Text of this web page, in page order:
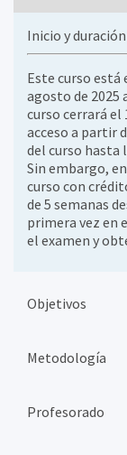
Inicio y duración
Este curso está
agosto de 2025
curso cerrará el
acceso a partir
del curso hasta
Sin embargo,
curso con
de 5 semanas
primera vez en
el examen y
Objetivos
Metodología
Profesorado